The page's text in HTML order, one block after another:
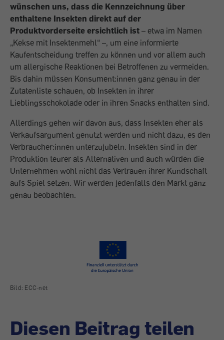
wünschen uns, dass die Kennzeichnung über
enthaltene Insekten direkt auf der
Produktvorderseite ersichtlich ist – etwa im Namen
„Kekse mit Insektenmehl“ –, um eine informierte
Kaufentscheidung treffen zu können und vor allem auch
um allergische Reaktionen bei Betroffenen zu vermeiden.
Bis dahin müssen Konsument:innen ganz genau in der
Zutatenliste schauen, ob Insekten in ihrer
Lieblingsschokolade oder in ihren Snacks enthalten sind.
Allerdings gehen wir davon aus, dass Insekten eher als
Verkaufsargument genutzt werden und nicht dazu, es den
Verbraucher:innen unterzujubeln. Insekten sind in der
Produktion teurer als Alternativen und auch würden die
Unternehmen wohl nicht das Vertrauen ihrer Kundschaft
aufs Spiel setzen. Wir werden jedenfalls den Markt ganz
genau beobachten.
Bild: ECC-net
Diesen Beitrag teilen